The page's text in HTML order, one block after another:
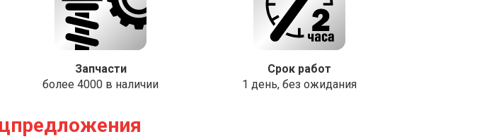
Запчасти
более 4000 в наличии
Срок работ
1 день, без ожидания